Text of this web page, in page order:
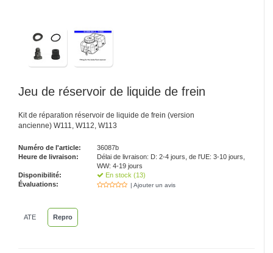
Jeu de réservoir de liquide de frein
Kit de réparation réservoir de liquide de frein (version
ancienne) W111, W112, W113
Numéro de l'article:
36087b
Heure de livraison:
Délai de livraison: D: 2-4 jours, de l'UE: 3-10 jours,
WW: 4-19 jours
Disponibilité:
En stock (13)
Évaluations:
| Ajouter un avis
ATE Repro